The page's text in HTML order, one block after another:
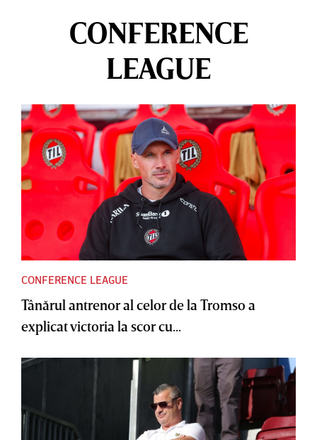
CONFERENCE
LEAGUE
CONFERENCE LEAGUE
Tânărul antrenor al celor de la Tromso a
explicat victoria la scor cu...